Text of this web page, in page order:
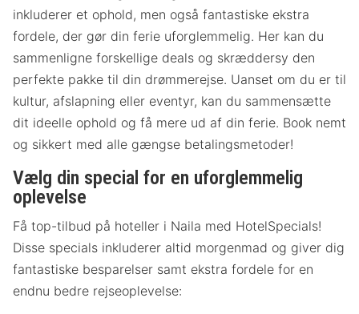
inkluderer et ophold, men også fantastiske ekstra
fordele, der gør din ferie uforglemmelig. Her kan du
sammenligne forskellige deals og skræddersy den
perfekte pakke til din drømmerejse. Uanset om du er til
kultur, afslapning eller eventyr, kan du sammensætte
dit ideelle ophold og få mere ud af din ferie. Book nemt
og sikkert med alle gængse betalingsmetoder!
Vælg din special for en uforglemmelig
oplevelse
Få top-tilbud på hoteller i Naila med HotelSpecials!
Disse specials inkluderer altid morgenmad og giver dig
fantastiske besparelser samt ekstra fordele for en
endnu bedre rejseoplevelse: